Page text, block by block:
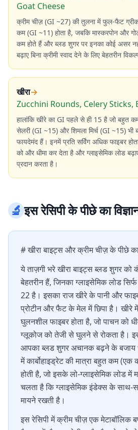
Goat Cheese
क्रीम चीज़ (GI ~27) की तुलना में फुल-फैट ग्रीक
कम (GI ~11) होता है, जबकि मास्करपोन और
कम होते हैं और ब्लड शुगर पर इनका कोई असर
बढ़ाए बिना क्रीमी स्वाद देने के लिए बेहतरीन
खीरा→
Zucchini Rounds, Celery Sticks,
हालांकि खीरे का GI पहले से ही 15 है जो बहुत
सेलरी (GI ~15) और शिमला मिर्च (GI ~15) भी
फायदेमंद हैं। इनमें प्रति सर्विंग अधिक फाइबर
को और धीमा कर देता है और ग्लाइसेमिक लोड
प्रदान करता है।
🔬इस रेसिपी के पीछे का
# खीरा बाइट्स और क्रीम चीज़ के पीछे का
ये ताज़गी भरे खीरा बाइट्स ब्लड शुगर
बेहतरीन हैं, जिनका ग्लाइसेमिक लोड
22 है। इसका राज खीरे के पानी और
प्रोटीन और फैट के मेल में छिपा है। खीरे
घुलनशील फाइबर होता है, जो पाचन को
ग्लूकोज को तेजी से घुलने से रोकता है।
आपका ब्लड शुगर अचानक बढ़ने के बजाय
में कार्बोहाइड्रेट की मात्रा बहुत कम
होती है, जो इसके लो-ग्लाइसेमिक लोड में
चलता है कि ग्लाइसेमिक इंडेक्स के साथ-
मायने रखती है।
इस रेसिपी में क्रीम चीज़ एक मेटाबॉलिक